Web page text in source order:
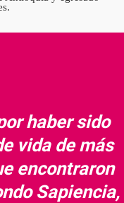
haber sido
vida de más
encontraron
Sapiencia,